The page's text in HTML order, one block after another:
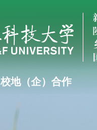
校地（企）合作